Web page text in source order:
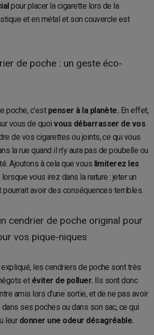
pour placer la cigarette lors de la
et en métal et son couvercle est
de poche : un geste éco-
poche, c’estpenser à la planète. En effet,
vous de quoivous débarrasser de vos
de vos cigarettes ou joints, ce qui vous
la rue quand il n’y aura pas de poubelle ou
Ajoutons à cela que vous limiterez les
lorsque vous irez dans la nature : jeter un
avoir des conséquences terribles.
cendrier de poche original pour
vos pique-niques
expliqué, les cendriers de poche sont très
etéviter de polluer. Ils sont donc
amis lors d’une sortie, et de ne pas avoir
ses poches ou dans son sac, ce qui
leurdonner une odeur désagréable.